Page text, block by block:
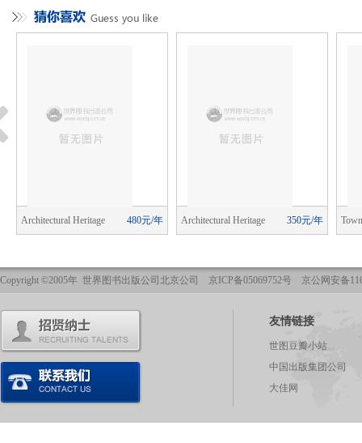
480元/年
Architectural Heritage 350元/年
Architectural Heritage
Copyright ©2005年 世界图书出版公司北京公司 京ICP备05069752号 京公网安备
友情链接
世图豆瓣小站
中国出版集团公司
大佳网